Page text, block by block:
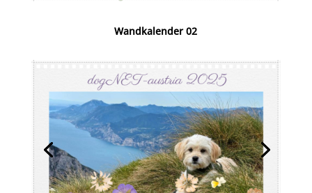
Wandkalender 02